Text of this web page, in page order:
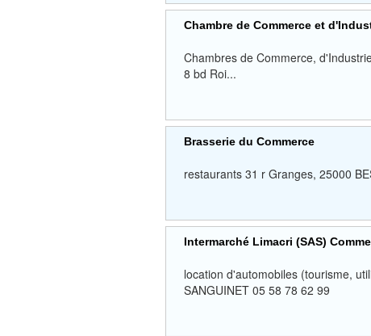
Chambre de Commerce et
Chambres de Commerce,
8 bd Roi...
Brasserie du Commerce
restaurants 31 r Granges, 25000
Intermarché Limacri (SAS)
location d'automobiles (tourisme,
SANGUINET 05 58 78 62 99